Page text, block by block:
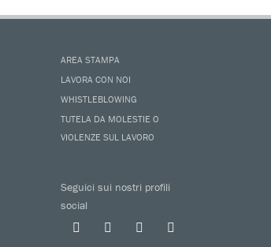
AREA STAMPA
LAVORA CON NOI
WHISTLEBLOWING
TUTELA DA MOLESTIE O
VIOLENZE SUL LAVORO
Seguici sui nostri profili
social